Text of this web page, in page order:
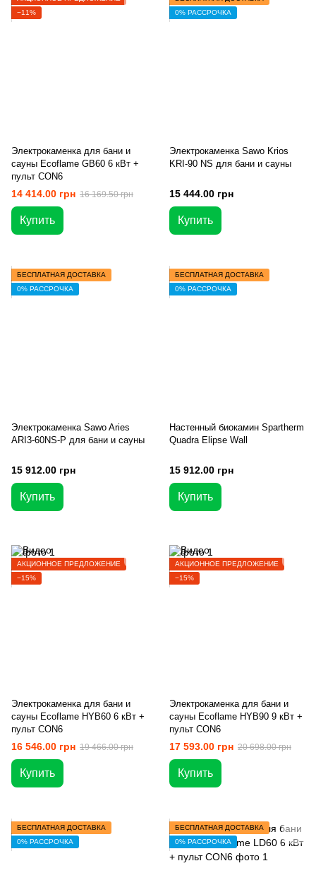
−11%
Электрокаменка для бани и
сауны Ecoflame GB60 6 кВт +
пульт CON6
14 414.00 грн 16 169.50 грн
Купить
0% РАССРОЧКА
Электрокаменка Sawo Krios
KRI-90 NS для бани и сауны
15 444.00 грн
Купить
БЕСПЛАТНАЯ ДОСТАВКА
0% РАССРОЧКА
Электрокаменка Sawo Aries
ARI3-60NS-P для бани и сауны
15 912.00 грн
Купить
БЕСПЛАТНАЯ ДОСТАВКА
0% РАССРОЧКА
Настенный биокамин Spartherm
Quadra Elipse Wall
15 912.00 грн
Купить
АКЦИОННОЕ ПРЕДЛОЖЕНИЕ
−15%
Электрокаменка для бани и
сауны Ecoflame HYB60 6 кВт +
пульт CON6
16 546.00 грн 19 466.00 грн
Купить
АКЦИОННОЕ ПРЕДЛОЖЕНИЕ
−15%
Электрокаменка для бани и
сауны Ecoflame HYB90 9 кВт +
пульт CON6
17 593.00 грн 20 698.00 грн
Купить
БЕСПЛАТНАЯ ДОСТАВКА
0% РАССРОЧКА
БЕСПЛАТНАЯ ДОСТАВКА
0% РАССРОЧКА